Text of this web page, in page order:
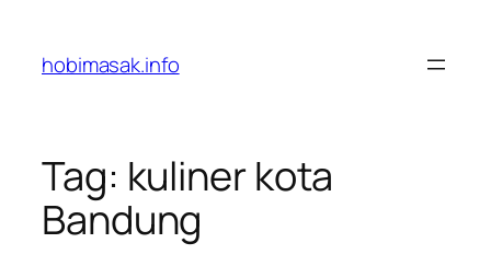
content
hobimasak.info
Tag: kuliner kota
Bandung